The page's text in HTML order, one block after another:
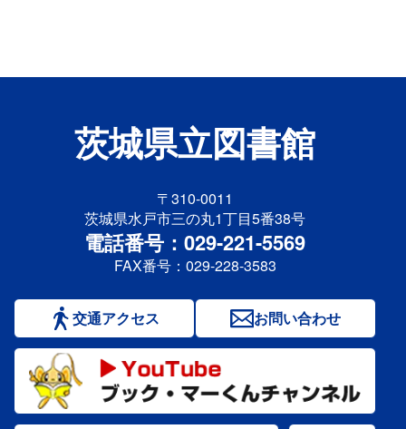
茨城県立図書館
〒310-0011
茨城県水戸市三の丸1丁目5番38号
電話番号：029-221-5569
FAX番号：029-228-3583
交通アクセス お問い合わせ